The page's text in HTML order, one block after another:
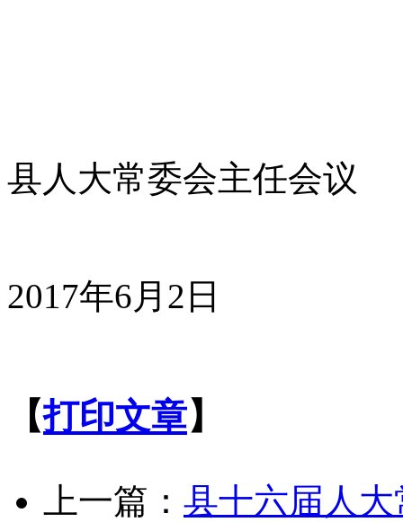
县人大常委会主任会议
2017年6月2日
【打印文章】
上一篇： 县十六届人